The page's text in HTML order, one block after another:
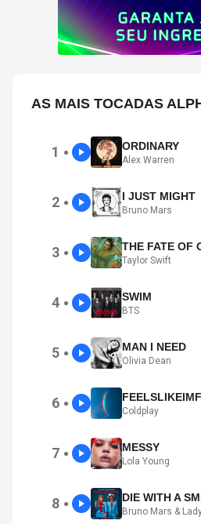
AS MAIS TOCADAS
1 ● ORDINARY
Alex Warren
2 ● I JUST MIGHT
Bruno Mars
3 ● THE FATE OF
Taylor Swift
4 ● SWIM
BTS
5 ● MAN I NEED
Olivia Dean
6 ●
Coldplay
7 ● MESSY
Lola Young
8 ● DIE WITH A
Bruno Mars &